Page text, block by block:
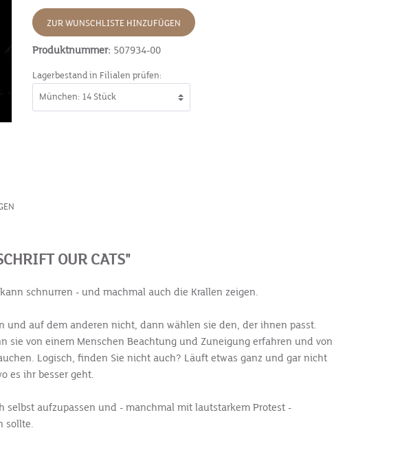
ZUR WUNSCHLISTE HINZUFÜGEN
Produktnummer: 507934-00
Lagerbestand in Filialen prüfen:
OUR CATS"
schnurren - und machmal auch die Krallen zeigen.
und auf dem anderen nicht, dann wählen sie den, der ihnen passt.
von einem Menschen Beachtung und Zuneigung erfahren und von
Logisch, finden Sie nicht auch? Läuft etwas ganz und gar nicht
es ihr besser geht.
selbst aufzupassen und - manchmal mit lautstarkem Protest -
sollte.